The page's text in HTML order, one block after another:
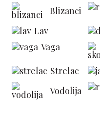
Blizanci
Lav
Vaga
Strelac
Vodolija